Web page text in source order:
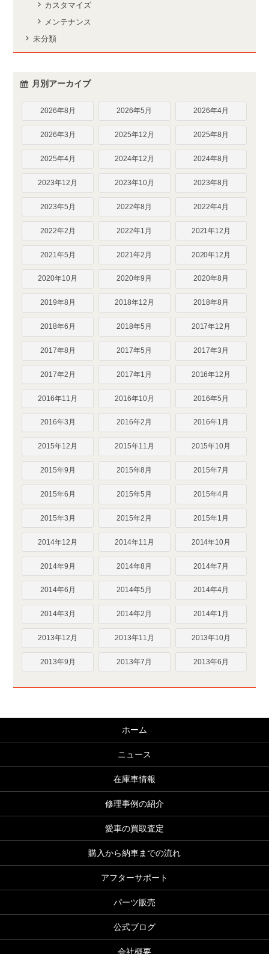
カスタマイズ
メンテナンス
未分類
月別アーカイブ
2026年8月 2026年5月 2026年4月
2026年3月 2025年12月 2025年8月
2025年4月 2024年12月 2024年8月
2023年12月 2023年10月 2023年8月
2023年5月 2022年8月 2022年4月
2022年2月 2022年1月 2021年12月
2021年5月 2021年2月 2020年12月
2020年10月 2020年9月 2020年8月
2019年8月 2018年12月 2018年8月
2018年6月 2018年5月 2017年12月
2017年8月 2017年5月 2017年3月
2017年2月 2017年1月 2016年12月
2016年11月 2016年10月 2016年5月
2016年3月 2016年2月 2016年1月
2015年12月 2015年11月 2015年10月
2015年9月 2015年8月 2015年7月
2015年6月 2015年5月 2015年4月
2015年3月 2015年2月 2015年1月
2014年12月 2014年11月 2014年10月
2014年9月 2014年8月 2014年7月
2014年6月 2014年5月 2014年4月
2014年3月 2014年2月 2014年1月
2013年12月 2013年11月 2013年10月
2013年9月 2013年7月 2013年6月
ホーム
ニュース
在庫車情報
修理事例の紹介
愛車の買取査定
購入から納車までの流れ
アフターサポート
パーツ販売
公式ブログ
会社概要